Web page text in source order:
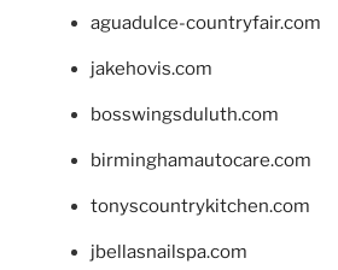
aguadulce-countryfair.com
jakehovis.com
bosswingsduluth.com
birminghamautocare.com
tonyscountrykitchen.com
jbellasnailspa.com